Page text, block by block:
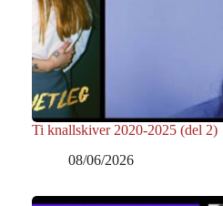
Ti knallskiver 2020-2025 (del 2)
08/06/2026